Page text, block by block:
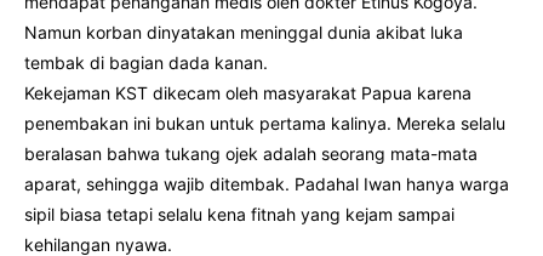
Namun korban dinyatakan meninggal dunia akibat luka
tembak di bagian dada kanan.
Kekejaman KST dikecam oleh masyarakat Papua karena
penembakan ini bukan untuk pertama kalinya. Mereka selalu
beralasan bahwa tukang ojek adalah seorang mata-mata
aparat, sehingga wajib ditembak. Padahal Iwan hanya warga
sipil biasa tetapi selalu kena fitnah yang kejam sampai
kehilangan nyawa.